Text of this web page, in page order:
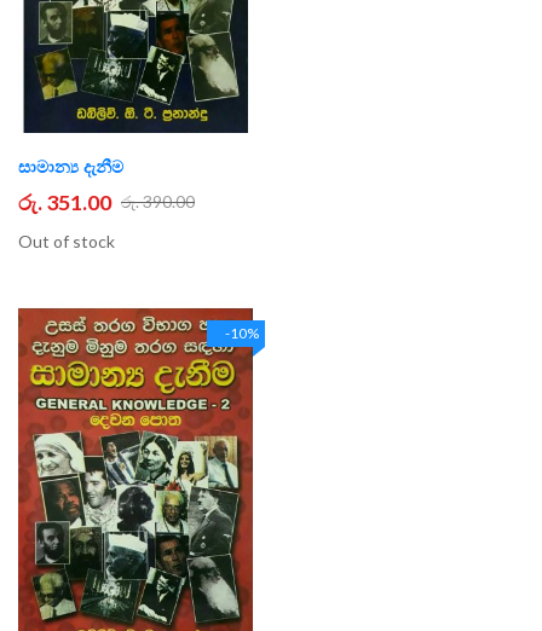
සාමාන්‍ය දැනීම
රු. 351.00 රු. 390.00
Out of stock
-10%